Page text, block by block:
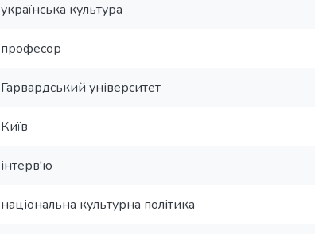
українська культура
професор
Гарвардський університет
Київ
інтерв'ю
національна культурна політика